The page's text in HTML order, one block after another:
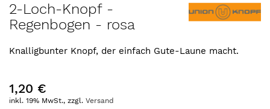
Anfang
der
springen
2-Loch-Knopf -
Regenbogen - rosa
Knalligbunter Knopf, der einfach Gute-Laune macht.
1,20 €
inkl. 19% MwSt., zzgl. Versand